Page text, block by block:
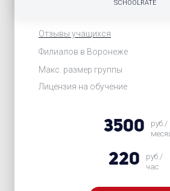
Отзывы учащихся
Филиалов в Воронеже
Макс. размер группы
Лицензия на обучение
SCHOOLRATE
3500
руб./
220
руб./
час